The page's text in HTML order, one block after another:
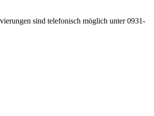
sind telefonisch möglich unter 0931-